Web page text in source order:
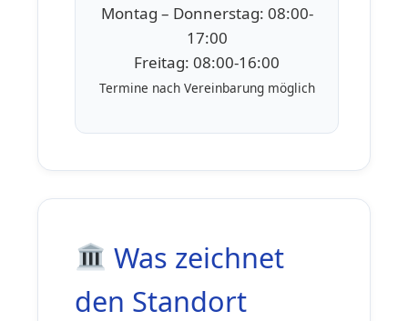
Montag – Donnerstag: 08:00-
17:00
Freitag: 08:00-16:00
Termine nach Vereinbarung möglich
Was zeichnet
den Standort